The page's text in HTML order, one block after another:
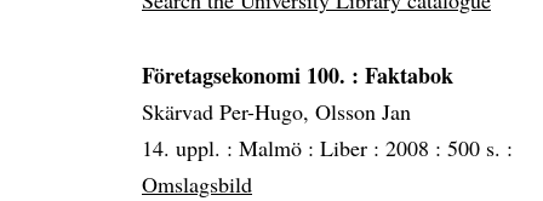
Företagsekonomi 100. : Faktabok
Skärvad Per-Hugo, Olsson Jan
14. uppl. : Malmö : Liber : 2008 : 500 s. :
Omslagsbild